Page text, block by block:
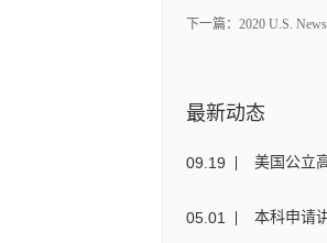
下一篇： 2020 U.S.
最新动态
09 19 美国公立
05 01 本科申请